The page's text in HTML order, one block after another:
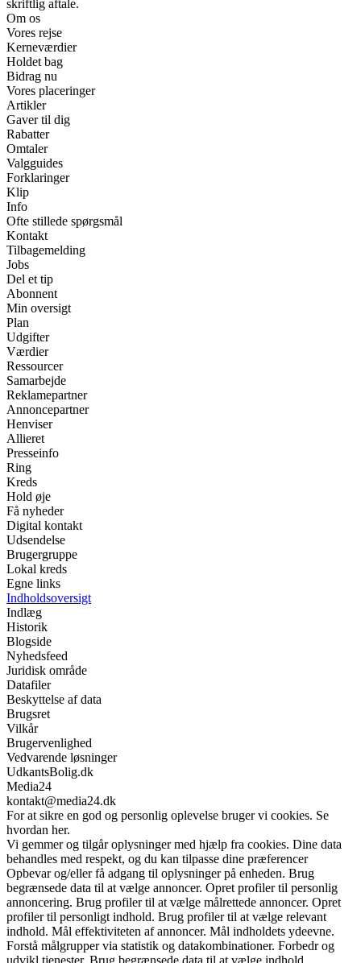
skriftlig aftale.
Om os
Vores rejse
Kerneværdier
Holdet bag
Bidrag nu
Vores placeringer
Artikler
Gaver til dig
Rabatter
Omtaler
Valgguides
Forklaringer
Klip
Info
Ofte stillede spørgsmål
Kontakt
Tilbagemelding
Jobs
Del et tip
Abonnent
Min oversigt
Plan
Udgifter
Værdier
Ressourcer
Samarbejde
Reklamepartner
Annoncepartner
Henviser
Allieret
Presseinfo
Ring
Kreds
Hold øje
Få nyheder
Digital kontakt
Udsendelse
Brugergruppe
Lokal kreds
Egne links
Indholdsoversigt
Indlæg
Historik
Blogside
Nyhedsfeed
Juridisk område
Datafiler
Beskyttelse af data
Brugsret
Vilkår
Brugervenlighed
Vedvarende løsninger
UdkantsBolig.dk
Media24
kontakt@media24.dk
For at sikre en god og personlig oplevelse bruger vi cookies. Se
hvordan her.
Vi gemmer og tilgår oplysninger med hjælp fra cookies. Dine data
behandles med respekt, og du kan tilpasse dine præferencer
Opbevar og/eller få adgang til oplysninger på enheden. Brug
begrænsede data til at vælge annoncer. Opret profiler til personlig
annoncering. Brug profiler til at vælge målrettede annoncer. Opret
profiler til personligt indhold. Brug profiler til at vælge relevant
indhold. Mål effektiviteten af annoncer. Mål indholdets ydeevne.
Forstå målgrupper via statistik og datakombinationer. Forbedr og